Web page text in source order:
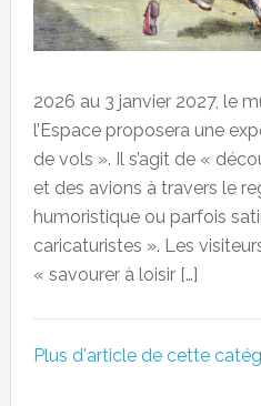
2026 au 3 janvier 2027, le
l’Espace proposera une
de vols ». Il s’agit de «
et des avions à travers le
humoristique ou parfois
caricaturistes ». Les
« savourer à loisir […]
Plus d'article de cette